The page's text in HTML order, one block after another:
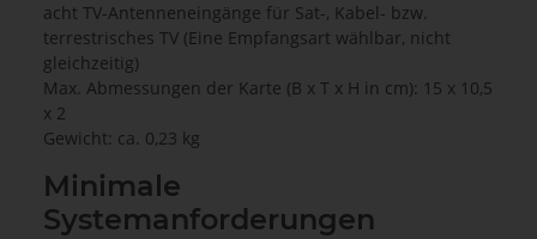
acht TV-Antenneneingänge für Sat-, Kabel- bzw.
terrestrisches TV (Eine Empfangsart wählbar, nicht
gleichzeitig)
Max. Abmessungen der Karte (B x T x H in cm): 15 x 10,5
x 2
Gewicht: ca. 0,23 kg
Minimale
Systemanforderungen